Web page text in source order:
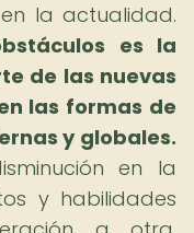
la actualidad.
es la
de las nuevas
las formas de
y globales.
en la
y habilidades